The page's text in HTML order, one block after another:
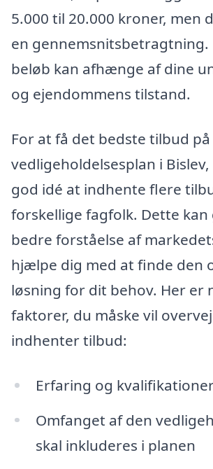
5.000 til 20.000 kroner, men
en gennemsnitsbetragtning.
beløb kan afhænge af dine
og ejendommens tilstand.
For at få det bedste tilbud på
vedligeholdelsesplan i
god idé at indhente flere
forskellige fagfolk. Dette kan
bedre forståelse af
hjælpe dig med at finde den
løsning for dit behov. Her er
faktorer, du måske vil
indhenter tilbud:
Erfaring og
Omfanget af den
skal inkluderes i planen